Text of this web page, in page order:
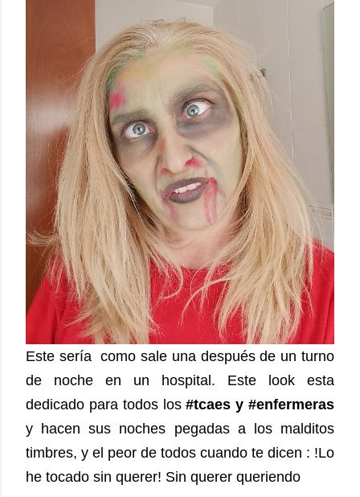
Este sería como sale una después de un turno
de noche en un hospital. Este look esta
dedicado para todos los#tcaes y #enfermeras
y hacen sus noches pegadas a los malditos
timbres, y el peor de todos cuando te dicen : !Lo
he tocado sin querer! Sin querer queriendo